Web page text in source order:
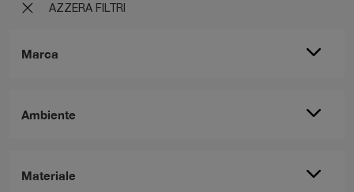
AZZERA FILTRI
Marca
Ambiente
Materiale